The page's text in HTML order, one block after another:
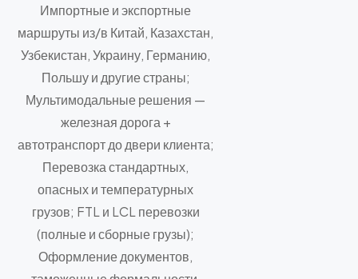
Импортные и экспортные
маршруты из/в Китай, Казахстан,
Узбекистан, Украину, Германию,
Польшу и другие страны;
Мультимодальные решения —
железная дорога +
автотранспорт до двери клиента;
Перевозка стандартных,
опасных и температурных
грузов; FTL и LCL перевозки
(полные и сборные грузы);
Оформление документов,